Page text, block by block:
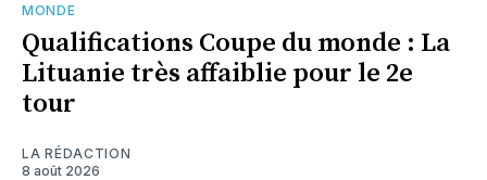
MONDE
Qualifications Coupe du monde : La
Lituanie très affaiblie pour le 2e
tour
LA RÉDACTION
8 août 2026